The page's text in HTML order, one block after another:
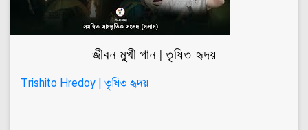
জীবন মুখী গান | তৃষিত হৃদয়
Trishito Hredoy | তৃষিত হৃদয়